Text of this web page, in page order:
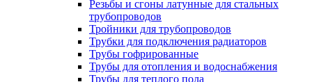
Резьбы и сгоны латунные для стальных
трубопроводов
Тройники для трубопроводов
Трубки для подключения радиаторов
Трубы гофрированные
Трубы для отопления и водоснабжения
Трубы для теплого пола